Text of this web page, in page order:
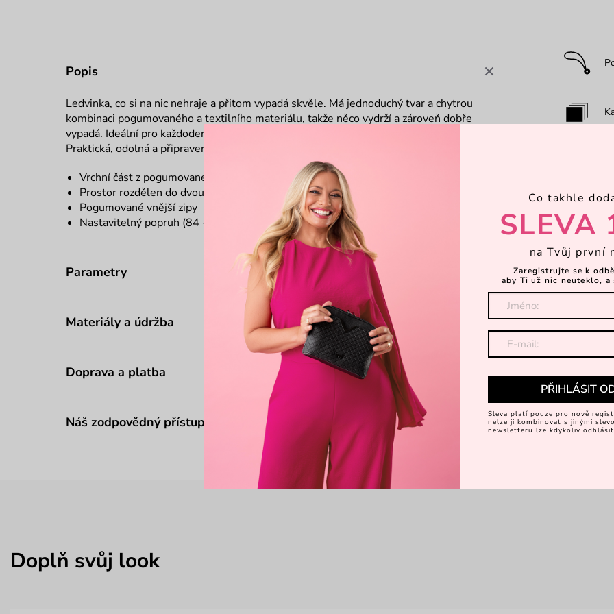
Popis
Ledvinka, co si na nic nehraje a přitom vypadá skvěle. Má jednoduchý tvar a chytrou
kombinaci pogumovaného a textilního materiálu, takže něco vydrží a zároveň dobře
vypadá. Ideální pro každodenní nošení, když chceš mít všechno důležité u sebe.
Praktická, odolná a připravená na Tvůj program.
Vrchní část z pogumovaného materiálu
Prostor rozdělen do dvou částí
Pogumované vnější zipy
Nastavitelný popruh (84 - 125
Parametry
Materiály a údržba
Doprava a platba
Náš zodpovědný přístup
Doplň svůj look
Co takhle
SLEVA
na Tvůj první
Zaregistrujte se k
aby Ti už nic neuteklo, a
PŘIHLÁSIT
Sleva platí pouze pro nově
nelze ji kombinovat s jinými
newsletteru lze kdykoliv